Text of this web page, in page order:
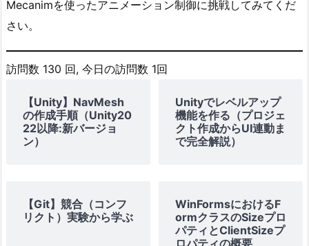
す
2.
2.
テ
ッ
プ
メ
Mecanimを使ったアニメーション制御に挑戦してみてくだ
さい。
訪問数 130 回, 今日の訪問数 1回
【Unity】NavMesh
の作成手順（Unity20
22以降:新バージョ
ン）
Unityでレベルアップ
機能を作る（プロジェ
クト作成からUI連動ま
で完全解説）
【Git】競合（コンフ
リクト）実験から学ぶ
WinFormsにおけるF
ormクラスのSizeプロ
パティとClientSizeプ
ロパティの概要